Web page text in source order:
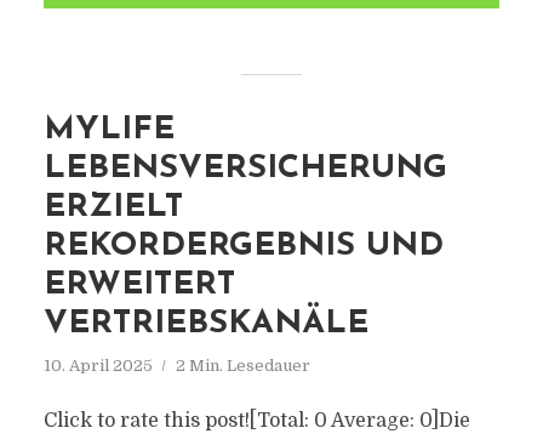
MYLIFE
LEBENSVERSICHERUNG
ERZIELT
REKORDERGEBNIS UND
ERWEITERT
VERTRIEBSKANÄLE
10. April 2025 2 Min. Lesedauer
Click to rate this post![Total: 0 Average: 0]Die